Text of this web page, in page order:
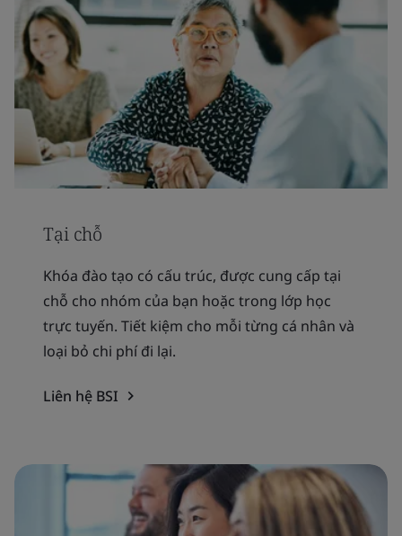
Tại chỗ
Khóa đào tạo có cấu trúc, được cung cấp tại
chỗ cho nhóm của bạn hoặc trong lớp học
trực tuyến. Tiết kiệm cho mỗi từng cá nhân và
loại bỏ chi phí đi lại.
Liên hệ BSI